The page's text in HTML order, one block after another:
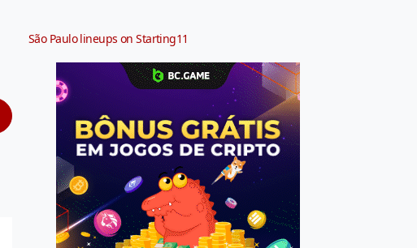
São Paulo lineups on Starting11